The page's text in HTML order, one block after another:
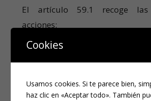
El artículo 59.1 recoge las
acciones:
Aquel militar que se
consiente que otra
causándose o causándole
físicos presentes o futuros.
Cookies
Usamos cookies. Si te parece bien,
haz clic en «Aceptar todo». También